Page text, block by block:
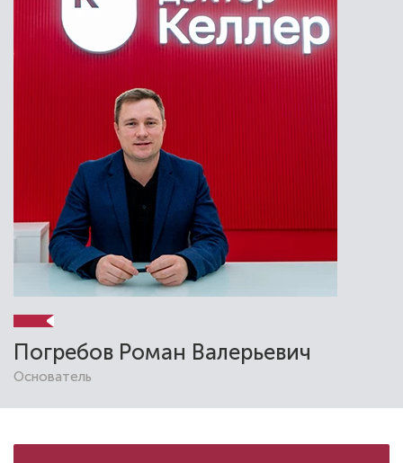
Бутина Евгения Владимировна
Стоматолог-детский
Специальность: детская стоматология
Стаж работы: 16 лет
Погребов Роман Валерьевич
Основатель